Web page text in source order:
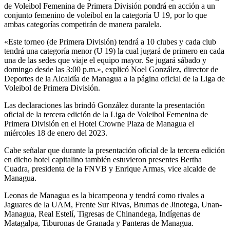
de Voleibol Femenina de Primera División pondrá en acción a un
conjunto femenino de voleibol en la categoría U 19, por lo que
ambas categorías competirán de manera paralela.
«Este torneo (de Primera División) tendrá a 10 clubes y cada club
tendrá una categoría menor (U 19) la cual jugará de primero en cada
una de las sedes que viaje el equipo mayor. Se jugará sábado y
domingo desde las 3:00 p.m.», explicó Noel González, director de
Deportes de la Alcaldía de Managua a la página oficial de la Liga de
Voleibol de Primera División.
Las declaraciones las brindó González durante la presentación
oficial de la tercera edición de la Liga de Voleibol Femenina de
Primera División en el Hotel Crowne Plaza de Managua el
miércoles 18 de enero del 2023.
Cabe señalar que durante la presentación oficial de la tercera edición
en dicho hotel capitalino también estuvieron presentes Bertha
Cuadra, presidenta de la FNVB y Enrique Armas, vice alcalde de
Managua.
Leonas de Managua es la bicampeona y tendrá como rivales a
Jaguares de la UAM, Frente Sur Rivas, Brumas de Jinotega, Unan-
Managua, Real Estelí, Tigresas de Chinandega, Indígenas de
Matagalpa, Tiburonas de Granada y Panteras de Managua.